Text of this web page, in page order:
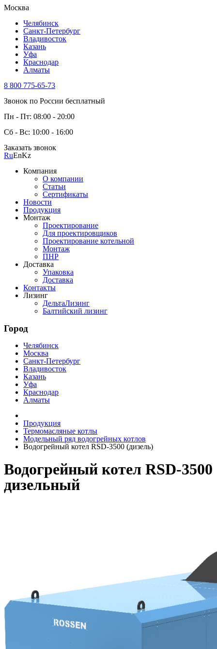
Москва
Челябинск
Санкт-Петербург
Владивосток
Казань
Уфа
Краснодар
Алматы
8 800 775-65-73
Звонок по России бесплатный
Пн - Пт: 08:00 - 20:00
Сб - Вс: 10:00 - 16:00
Заказать звонок
RuEnKz
Компания
О компании
Статьи
Сертификаты
Новости
Продукция
Монтаж
Проектирование
Для проектировщиков
Проектирование котельной
Монтаж
ПНР
Доставка
Упаковка
Доставка
Контакты
Лизинг
ДельтаЛизинг
Балтийский лизинг
Город
Челябинск
Москва
Санкт-Петербург
Владивосток
Казань
Уфа
Краснодар
Алматы
Продукция
Термомасляные котлы
Модельный ряд водогрейных котлов
Водогрейный котел RSD-3500 (дизель)
Водогрейный котел RSD-3500
дизельный